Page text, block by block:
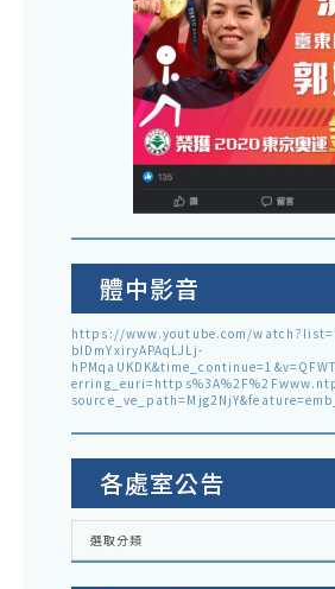
體中影音
https://www.youtube.com/
blDmYxiryAPAqLJLj-
各處室公告
各
室
選取分類